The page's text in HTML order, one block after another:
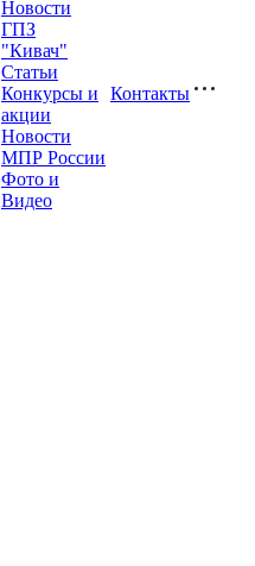
Новости
ГПЗ
"Кивач"
Статьи
Конкурсы и
акции
Новости
МПР России
Фото и
Видео
Контакты